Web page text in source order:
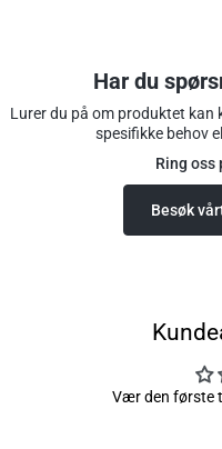
Har du
Lurer du på om produktet kan
spesifikke behov
Ring oss
Besøk
Vær den første